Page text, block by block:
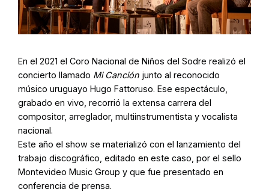
En el 2021 el Coro Nacional de Niños del Sodre realizó el
concierto llamado Mi Canción junto al reconocido
músico uruguayo Hugo Fattoruso. Ese espectáculo,
grabado en vivo, recorrió la extensa carrera del
compositor, arreglador, multiinstrumentista y vocalista
nacional.
Este año el show se materializó con el lanzamiento del
trabajo discográfico, editado en este caso, por el sello
Montevideo Music Group y que fue presentado en
conferencia de prensa.